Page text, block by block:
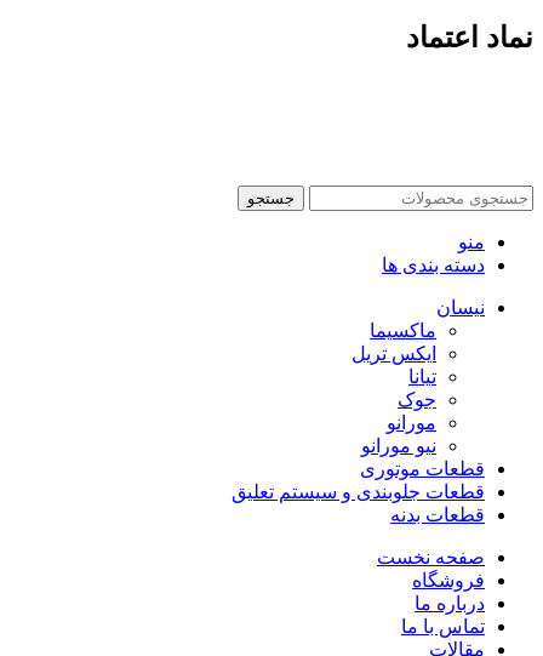
نماد اعتماد
جستجو
منو
دسته بندی ها
نیسان
ماکسیما
ایکس تریل
تیانا
جوک
مورانو
نیو مورانو
قطعات موتوری
قطعات جلوبندی و سیستم تعلیق
قطعات بدنه
صفحه نخست
فروشگاه
درباره ما
تماس با ما
مقالات